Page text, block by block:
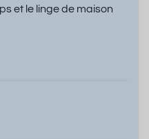
et le linge de maison